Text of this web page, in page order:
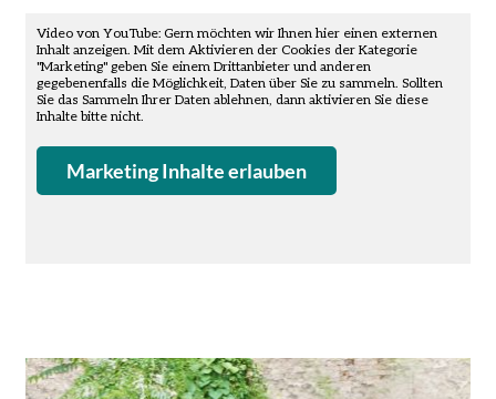
Video von YouTube: Gern möchten wir Ihnen hier einen externen
Inhalt anzeigen. Mit dem Aktivieren der Cookies der Kategorie
"Marketing" geben Sie einem Drittanbieter und anderen
gegebenenfalls die Möglichkeit, Daten über Sie zu sammeln. Sollten
Sie das Sammeln Ihrer Daten ablehnen, dann aktivieren Sie diese
Inhalte bitte nicht.
Marketing Inhalte erlauben